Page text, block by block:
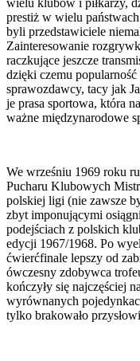
prestiż w wielu
byli przedstawiciele
Zainteresowanie
raczkujące jeszcze
dzięki czemu
sprawozdawcy, tacy jak
je prasa sportowa, która
ważne międzynarodowe
We wrześniu 1969 roku
Pucharu Klubowych
polskiej ligi (nie zawsze
zbyt imponującymi
podejściach z polskich
edycji 1967/1968. Po
ćwierćfinale lepszy od
ówczesny zdobywca
kończyły się najczęściej
wyrównanych
tylko brakowało